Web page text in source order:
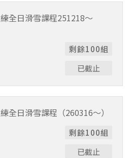
全日滑雪課程251218～
剩餘100組
已截止
全日滑雪課程（260316～）
剩餘100組
已截止